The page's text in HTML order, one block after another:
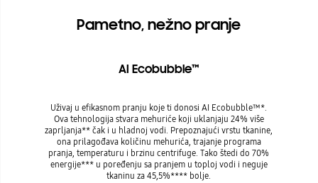
Pametno, nežno pranje
AI Ecobubble™
Uživaj u efikasnom pranju koje ti donosi AI Ecobubble™*.
Ova tehnologija stvara mehuriće koji uklanjaju 24% više
zaprljanja** čak i u hladnoj vodi. Prepoznajući vrstu tkanine,
ona prilagođava količinu mehurića, trajanje programa
pranja, temperaturu i brzinu centrifuge. Tako štedi do 70%
energije*** u poređenju sa pranjem u toploj vodi i neguje
tkaninu za 45,5%**** bolje.